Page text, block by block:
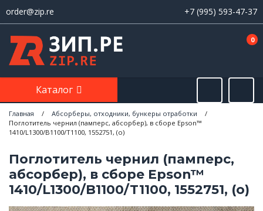
order@zip.re +7 (995) 593-47-37
0
Каталог
Главная / Абсорберы, отходники, бункеры отработки
/
Поглотитель чернил (памперс, абсорбер), в сборе Epson™
1410/L1300/B1100/T1100, 1552751, (o)
Поглотитель чернил (памперс,
абсорбер), в сборе Epson™
1410/L1300/B1100/T1100, 1552751, (o)